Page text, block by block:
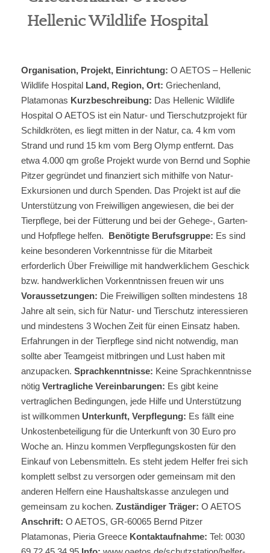
Berufe
Community
Reisen
Kultur
Global
Über uns
Hellenic Wildlife Hospital
Organisation, Projekt, Einrichtung: O AETOS – Hellenic
Wildlife Hospital Land, Region, Ort: Griechenland,
Platamonas Kurzbeschreibung: Das Hellenic Wildlife
Hospital O AETOS ist ein Natur- und Tierschutzprojekt für
Schildkröten, es liegt mitten in der Natur, ca. 4 km vom
Strand und rund 15 km vom Berg Olymp entfernt. Das
etwa 4.000 qm große Projekt wurde von Bernd und Sophie
Pitzer gegründet und finanziert sich mithilfe von Natur-
Exkursionen und durch Spenden. Das Projekt ist auf die
Unterstützung von Freiwilligen angewiesen, die bei der
Tierpflege, bei der Fütterung und bei der Gehege-, Garten-
und Hofpflege helfen. Benötigte Berufsgruppe: Es sind
keine besonderen Vorkenntnisse für die Mitarbeit
erforderlich Über Freiwillige mit handwerklichem Geschick
bzw. handwerklichen Vorkenntnissen freuen wir uns
Voraussetzungen: Die Freiwilligen sollten mindestens 18
Jahre alt sein, sich für Natur- und Tierschutz interessieren
und mindestens 3 Wochen Zeit für einen Einsatz haben.
Erfahrungen in der Tierpflege sind nicht notwendig, man
sollte aber Teamgeist mitbringen und Lust haben mit
anzupacken. Sprachkenntnisse: Keine Sprachkenntnisse
nötig Vertragliche Vereinbarungen: Es gibt keine
vertraglichen Bedingungen, jede Hilfe und Unterstützung
ist willkommen Unterkunft, Verpflegung: Es fällt eine
Unkostenbeteiligung für die Unterkunft von 30 Euro pro
Woche an. Hinzu kommen Verpflegungskosten für den
Einkauf von Lebensmitteln. Es steht jedem Helfer frei sich
komplett selbst zu versorgen oder gemeinsam mit den
anderen Helfern eine Haushaltskasse anzulegen und
gemeinsam zu kochen. Zuständiger Träger: O AETOS
Anschrift: O AETOS, GR-60065 Bernd Pitzer
Platamonas, Pieria Greece Kontaktaufnahme: Tel: 0030